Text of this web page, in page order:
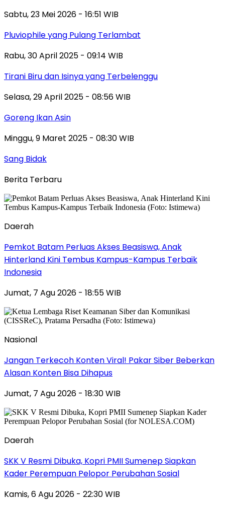
Sabtu, 23 Mei 2026 - 16:51 WIB
Pluviophile yang Pulang Terlambat
Rabu, 30 April 2025 - 09:14 WIB
Tirani Biru dan Isinya yang Terbelenggu
Selasa, 29 April 2025 - 08:56 WIB
Goreng Ikan Asin
Minggu, 9 Maret 2025 - 08:30 WIB
Sang Bidak
Berita Terbaru
Daerah
Pemkot Batam Perluas Akses Beasiswa, Anak
Hinterland Kini Tembus Kampus-Kampus Terbaik
Indonesia
Jumat, 7 Agu 2026 - 18:55 WIB
Nasional
Jangan Terkecoh Konten Viral! Pakar Siber Beberkan
Alasan Konten Bisa Dihapus
Jumat, 7 Agu 2026 - 18:30 WIB
Daerah
SKK V Resmi Dibuka, Kopri PMII Sumenep Siapkan
Kader Perempuan Pelopor Perubahan Sosial
Kamis, 6 Agu 2026 - 22:30 WIB